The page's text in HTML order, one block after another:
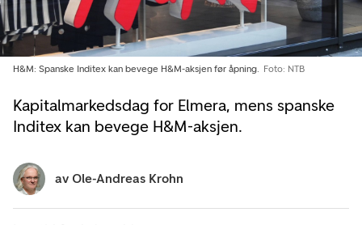
Kapitalmarkedsdag for Elmera, mens spanske
Inditex kan bevege H&M-aksjen.
H&M: Spanske Inditex kan bevege H&M-aksjen før åpning. Foto: NTB
av Ole-Andreas Krohn